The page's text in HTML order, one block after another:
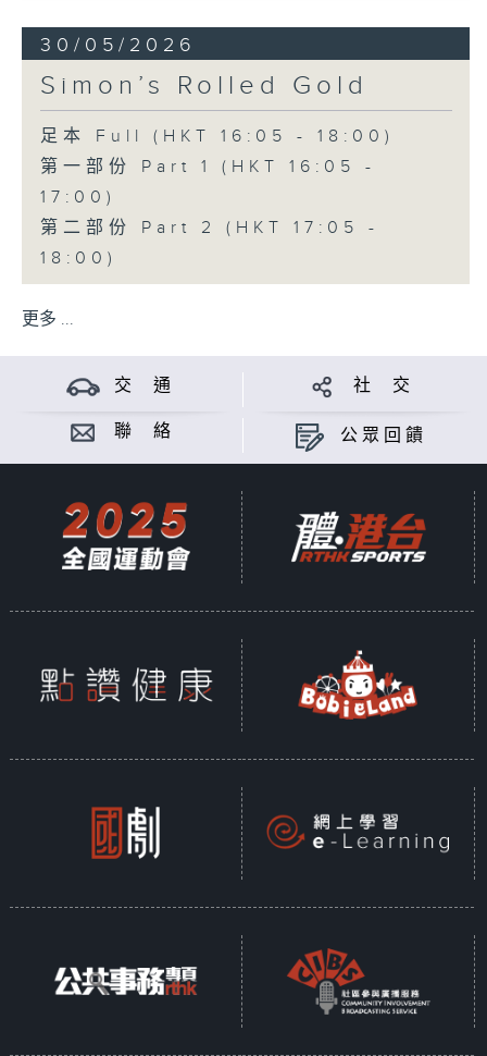
30/05/2026
Simon’s Rolled Gold
足本 Full (HKT 16:05 - 18:00)
第一部份 Part 1 (HKT 16:05 -
17:00)
第二部份 Part 2 (HKT 17:05 -
18:00)
更多 ...
交 通 社 交
聯 絡 公眾回饋